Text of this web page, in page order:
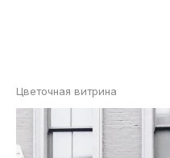
Цветочная витрина